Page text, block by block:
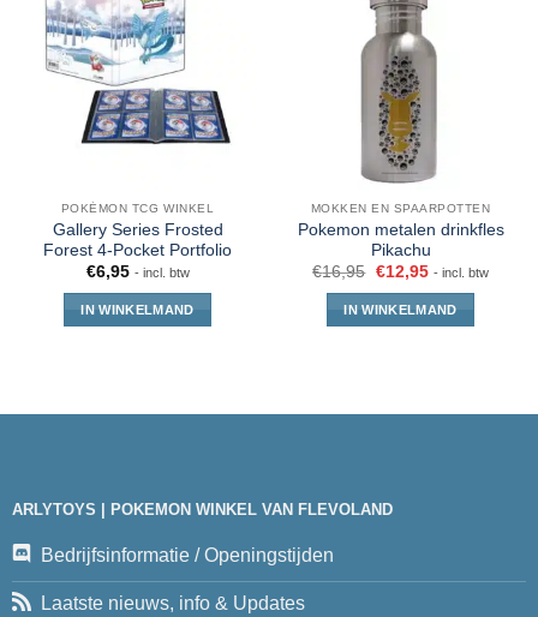
POKÉMON TCG WINKEL
Gallery Series Frosted
Forest 4-Pocket Portfolio
€6,95 - incl. btw
IN WINKELMAND
MOKKEN EN SPAARPOTTEN
Pokemon metalen drinkfles
Pikachu
€16,95 €12,95 - incl. btw
IN WINKELMAND
ARLYTOYS | POKEMON WINKEL VAN FLEVOLAND
Bedrijfsinformatie / Openingstijden
Laatste nieuws, info & Updates